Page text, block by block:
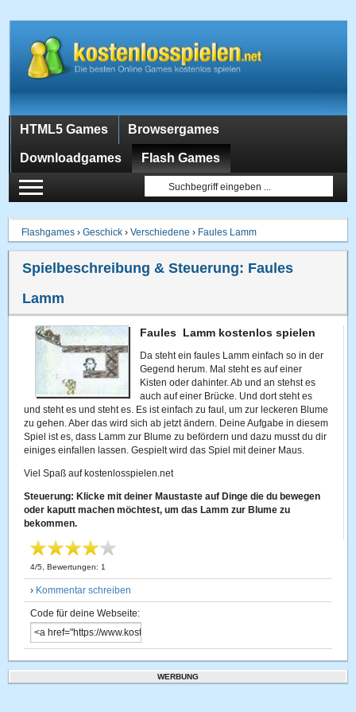
HTML5 Games Browsergames
Downloadgames Flash Games
Flashgames ›Geschick ›Verschiedene › Faules Lamm
Spielbeschreibung & Steuerung: Faules
Lamm
Faules Lamm kostenlos spielen
Da steht ein faules Lamm einfach so in der
Gegend herum. Mal steht es auf einer
Kisten oder dahinter. Ab und an stehst es
auch auf einer Brücke. Und dort steht es
und steht es und steht es. Es ist einfach zu faul, um zur leckeren Blume
zu gehen. Aber das wird sich ab jetzt ändern. Deine Aufgabe in diesem
Spiel ist es, dass Lamm zur Blume zu befördern und dazu musst du dir
einiges einfallen lassen. Gespielt wird das Spiel mit deiner Maus.
Viel Spaß auf kostenlosspielen.net
Steuerung: Klicke mit deiner Maustaste auf Dinge die du bewegen
oder kaputt machen möchtest, um das Lamm zur Blume zu
bekommen.
4/5 , Bewertungen: 1
› Kommentar schreiben
Code für deine Webseite:
WERBUNG